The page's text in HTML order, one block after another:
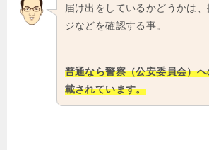
届け出をしているかどうかは
ジなどを確認する事。
普通なら警察（公安委員会）
載されています。